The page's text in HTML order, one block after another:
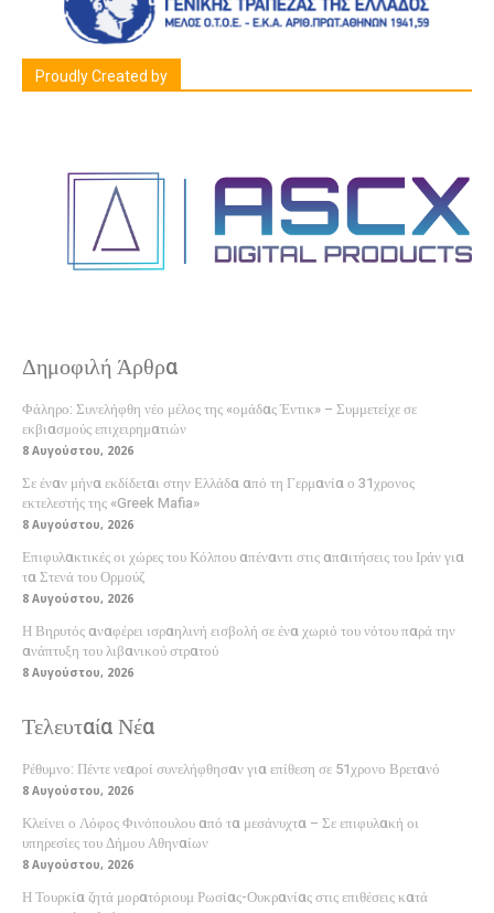
Proudly Created by
Δημοφιλή Άρθρα
Φάληρο: Συνελήφθη νέο μέλος της «ομάδας Έντικ» – Συμμετείχε σε
εκβιασμούς επιχειρηματιών
8 Αυγούστου, 2026
Σε έναν μήνα εκδίδεται στην Ελλάδα από τη Γερμανία ο 31χρονος
εκτελεστής της «Greek Mafia»
8 Αυγούστου, 2026
Επιφυλακτικές οι χώρες του Κόλπου απέναντι στις απαιτήσεις του Ιράν για
τα Στενά του Ορμούζ
8 Αυγούστου, 2026
Η Βηρυτός αναφέρει ισραηλινή εισβολή σε ένα χωριό του νότου παρά την
ανάπτυξη του λιβανικού στρατού
8 Αυγούστου, 2026
Τελευταία Νέα
Ρέθυμνο: Πέντε νεαροί συνελήφθησαν για επίθεση σε 51χρονο Βρετανό
8 Αυγούστου, 2026
Κλείνει ο Λόφος Φινόπουλου από τα μεσάνυχτα – Σε επιφυλακή οι
υπηρεσίες του Δήμου Αθηναίων
8 Αυγούστου, 2026
Η Τουρκία ζητά μορατόριουμ Ρωσίας-Ουκρανίας στις επιθέσεις κατά